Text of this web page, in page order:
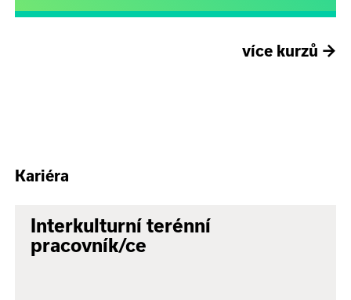
více kurzů →
Kariéra
Interkulturní terénní
pracovník/ce